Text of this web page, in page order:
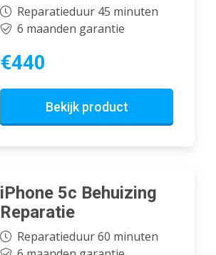
Reparatieduur 45 minuten
6 maanden garantie
€440
Bekijk product
iPhone 5c Behuizing
Reparatie
Reparatieduur 60 minuten